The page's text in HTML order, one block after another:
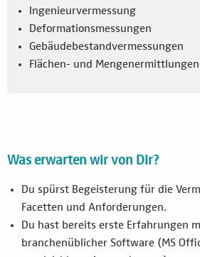
Ingenieurvermessung
Deformationsmessungen
Gebäudebestandvermessungen
Flächen- und Mengenermittlungen
Was erwarten wir von Dir?
Du spürst Begeisterung für die
Facetten und Anforderungen.
Du hast bereits erste Erfahrungen
branchenüblicher Software (MS